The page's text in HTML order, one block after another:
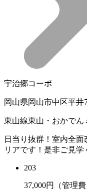
宇治郷コーポ
岡山県岡山市中区平井
東山線東山・おかでん
日当り抜群！室内全
リアです！是非ご見学
203
37,000円（管理費